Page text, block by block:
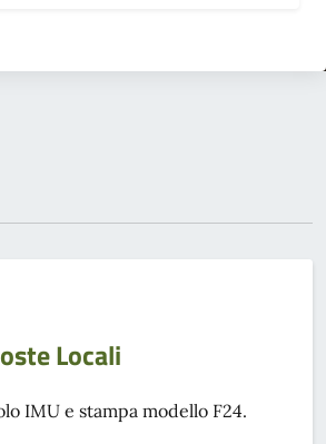
Locali
IMU e stampa modello F24.